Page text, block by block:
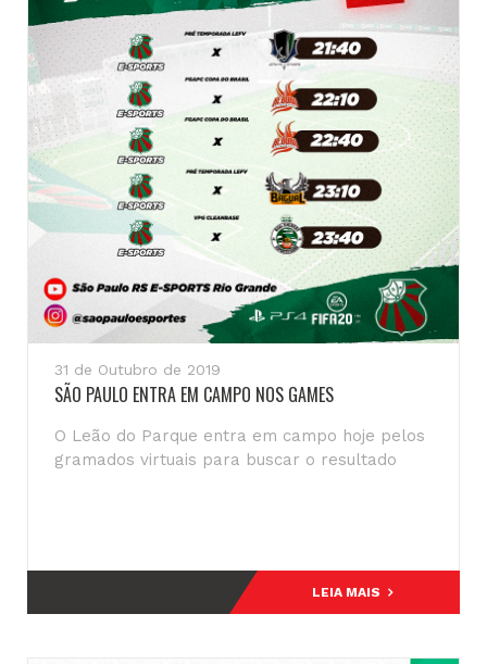
31 de Outubro de 2019
SÃO PAULO ENTRA EM CAMPO NOS GAMES
O Leão do Parque entra em campo hoje pelos
gramados virtuais para buscar o resultado
LEIA MAIS